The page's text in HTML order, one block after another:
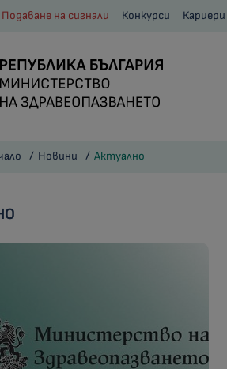
Подаване на сигнали Конкурси Кариери
Новини Актуално